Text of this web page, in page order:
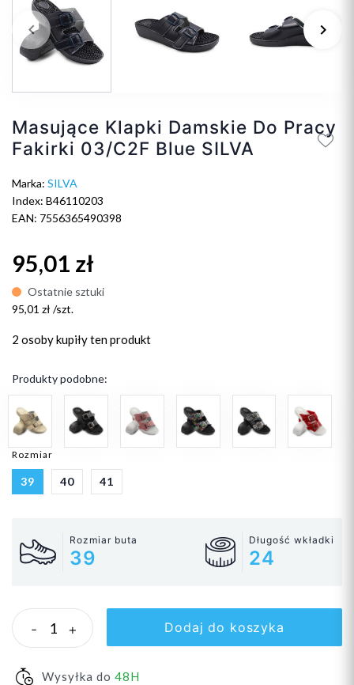
Poprzedni
keyboard_arrow_left keyboard_arrow_right
Masujące Klapki Damskie Do Pracy
Fakirki 03/C2F Blue SILVA
Marka: SILVA
Index: B46110203
EAN: 7556365490398
95,01 zł
Ostatnie sztuki
95,01 zł /szt.
2 osobykupiły ten produkt
Produkty podobne:
Rozmiar
39 40 41
Rozmiar buta
39
Długość wkładki
24
- + Dodaj do koszyka
Wysyłka do 48H